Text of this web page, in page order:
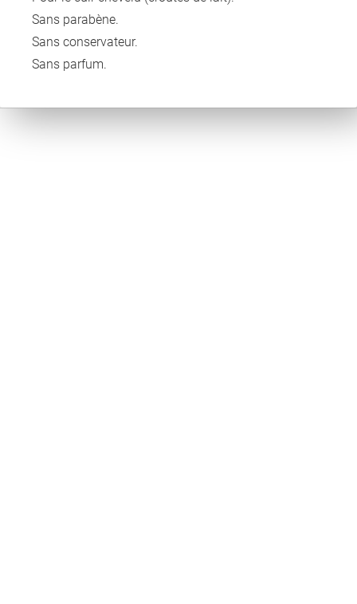
Sans parabène.
Sans conservateur.
Sans parfum.